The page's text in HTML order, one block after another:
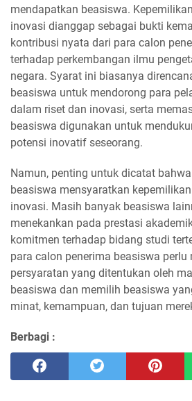
mendapatkan beasiswa.
inovasi dianggap sebagai bukti
kontribusi nyata dari para calon
terhadap perkembangan ilmu
negara. Syarat ini biasanya
beasiswa untuk mendorong para
dalam riset dan inovasi, serta
beasiswa digunakan untuk
potensi inovatif seseorang.
Namun, penting untuk dicatat
beasiswa mensyaratkan
inovasi. Masih banyak beasiswa
menekankan pada prestasi
komitmen terhadap bidang studi
para calon penerima beasiswa perlu
persyaratan yang ditentukan oleh
beasiswa dan memilih beasiswa
minat, kemampuan, dan tujuan
Berbagi :